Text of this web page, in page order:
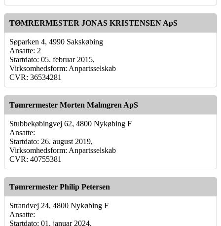
TØMRERMESTER JONAS KRISTENSEN ApS
Søparken 4, 4990 Sakskøbing
Ansatte: 2
Startdato: 05. februar 2015,
Virksomhedsform: Anpartsselskab
CVR: 36534281
Tømrermester Morten Malmgren ApS
Stubbekøbingvej 62, 4800 Nykøbing F
Ansatte:
Startdato: 26. august 2019,
Virksomhedsform: Anpartsselskab
CVR: 40755381
Tømrermester Philip Petersen
Strandvej 24, 4800 Nykøbing F
Ansatte:
Startdato: 01. januar 2024,